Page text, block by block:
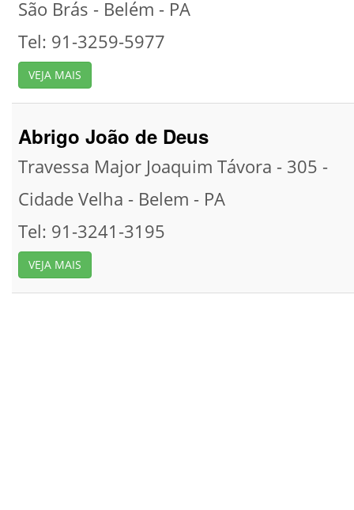
São Brás - Belém - PA
Tel: 91-3259-5977
VEJA MAIS
Abrigo João de Deus
Travessa Major Joaquim Távora - 305 -
Cidade Velha - Belem - PA
Tel: 91-3241-3195
VEJA MAIS